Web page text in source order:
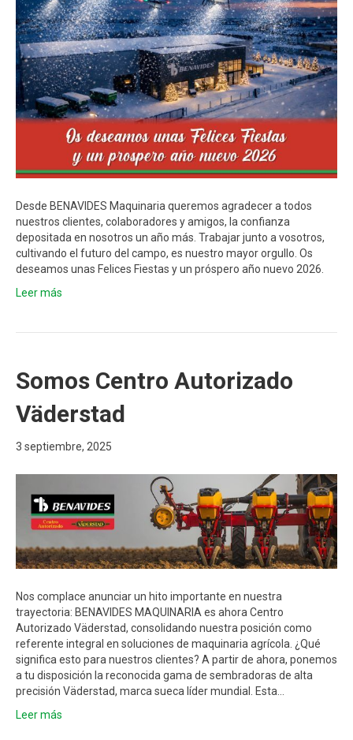
Desde BENAVIDES Maquinaria queremos agradecer a todos
nuestros clientes, colaboradores y amigos, la confianza
depositada en nosotros un año más. Trabajar junto a vosotros,
cultivando el futuro del campo, es nuestro mayor orgullo. Os
deseamos unas Felices Fiestas y un próspero año nuevo 2026.
Leer más
Somos Centro Autorizado
Väderstad
3 septiembre, 2025
Nos complace anunciar un hito importante en nuestra
trayectoria: BENAVIDES MAQUINARIA es ahora Centro
Autorizado Väderstad, consolidando nuestra posición como
referente integral en soluciones de maquinaria agrícola. ¿Qué
significa esto para nuestros clientes? A partir de ahora, ponemos
a tu disposición la reconocida gama de sembradoras de alta
precisión Väderstad, marca sueca líder mundial. Esta…
Leer más